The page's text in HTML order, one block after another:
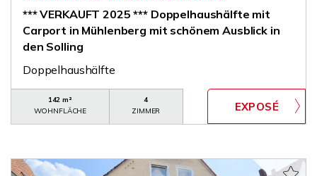
*** VERKAUFT 2025 *** Doppelhaushälfte mit
Carport in Mühlenberg mit schönem Ausblick in
den Solling
Doppelhaushälfte
142 m²
WOHNFLÄCHE
4
ZIMMER